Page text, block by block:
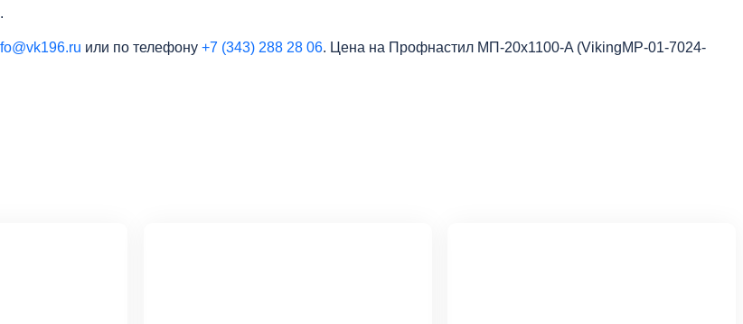
или по телефону +7 (343) 288 28 06. Цена на Профнастил МП-20x1100-A (VikingMP-01-7024-